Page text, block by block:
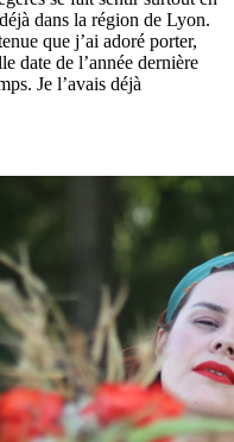
dans la région de Lyon.
que j’ai adoré porter,
date de l’année dernière
Je l’avais déjà